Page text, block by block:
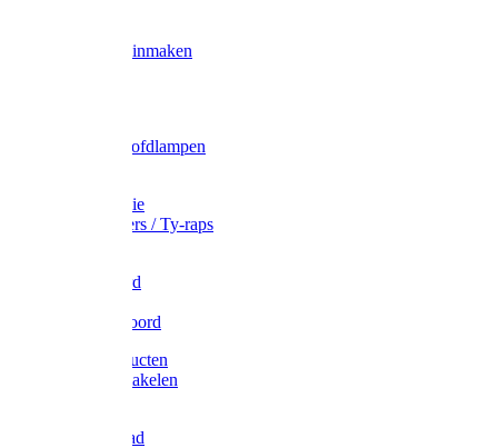
Wecken & inmaken
Zak- & Hoofdlampen
Tape en folie
Kabelbinders / Ty-raps
Metselkoord
Elastisch koord
Afdekproducten
Heffen en takelen
Waslijndraad